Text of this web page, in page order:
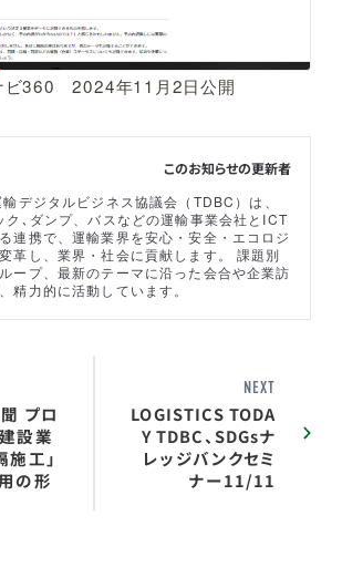
ビ360 2024年11月2日公開
このお知らせの更新者
デジタルビジネス協議会（TDBC）は、
ク､ダンプ、バスなどの運輸事業会社とICT
連携で、運輸業界を安心・安全・エコロジ
革し、業界・社会に貢献します。 課題別
ープ、最新のテーマに沿った会合や企業訪
精力的に活動しています。
プロ
設業
工｣
の形
NEXT
LOGISTICS TODA
Y TDBC、SDGsナ
レッジバンクセミ
ナー11/11